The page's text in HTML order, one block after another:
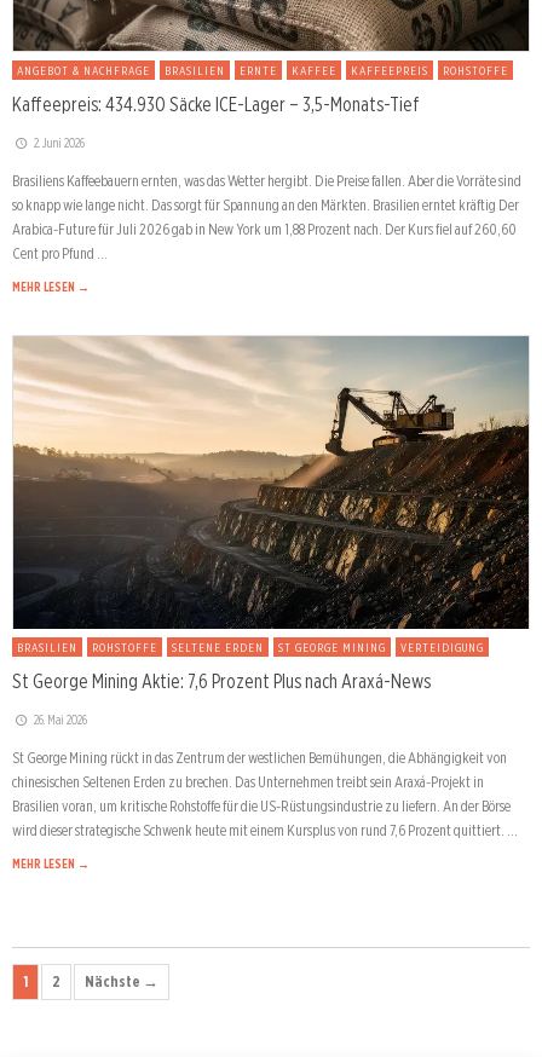
ANGEBOT & NACHFRAGE BRASILIEN ERNTE KAFFEE KAFFEEPREIS ROHSTOFFE
Kaffeepreis: 434.930 Säcke ICE-Lager – 3,5-Monats-Tief
2. Juni 2026
Brasiliens Kaffeebauern ernten, was das Wetter hergibt. Die Preise fallen. Aber die Vorräte sind
so knapp wie lange nicht. Das sorgt für Spannung an den Märkten. Brasilien erntet kräftig Der
Arabica-Future für Juli 2026 gab in New York um 1,88 Prozent nach. Der Kurs fiel auf 260,60
Cent pro Pfund …
MEHR LESEN →
BRASILIEN ROHSTOFFE SELTENE ERDEN ST GEORGE MINING VERTEIDIGUNG
St George Mining Aktie: 7,6 Prozent Plus nach Araxá-News
26. Mai 2026
St George Mining rückt in das Zentrum der westlichen Bemühungen, die Abhängigkeit von
chinesischen Seltenen Erden zu brechen. Das Unternehmen treibt sein Araxá-Projekt in
Brasilien voran, um kritische Rohstoffe für die US-Rüstungsindustrie zu liefern. An der Börse
wird dieser strategische Schwenk heute mit einem Kursplus von rund 7,6 Prozent quittiert. …
MEHR LESEN →
1 2 Nächste →